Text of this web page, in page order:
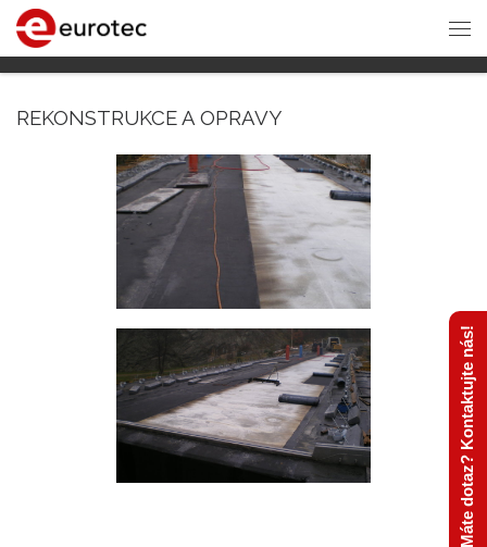
REKONSTRUKCE A OPRAVY
PŘED - Oprava mostu
Máte dotaz? Kontaktujte nás!